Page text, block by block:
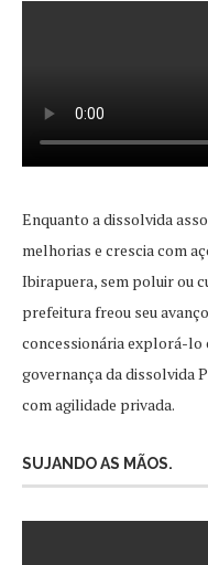
Enquanto a dissolvida
melhorias e crescia com
Ibirapuera, sem poluir ou
prefeitura freou seu
concessionária explorá-lo
governança da dissolvida
com agilidade privada.
SUJANDO AS MÃOS.